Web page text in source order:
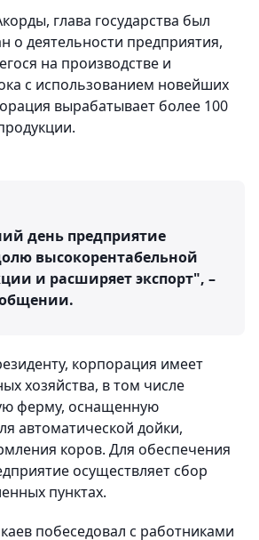
глава государства был
о деятельности предприятия,
на производстве и
с использованием новейших
вырабатывает более 100
день предприятие
высокорентабельной
и расширяет экспорт", –
корпорация имеет
хозяйства, в том числе
ферму, оснащенную
автоматической дойки,
коров. Для обеспечения
осуществляет сбор
пунктах.
побеседовал с работниками